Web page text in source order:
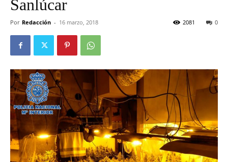
Sanlúcar
Por Redacción - 16 marzo, 2018 0
2081